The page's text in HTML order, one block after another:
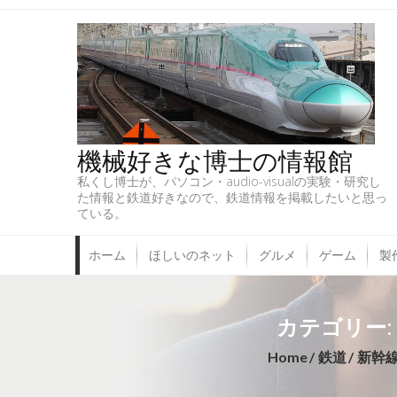
機械好きな博士の情報館
私くし博士が、パソコン・audio-visualの実験・研究し
た情報と鉄道好きなので、鉄道情報を掲載したいと思っ
ている。
ホーム ほしいのネット グルメ ゲーム 製
カテゴリ
Home 鉄道 新幹